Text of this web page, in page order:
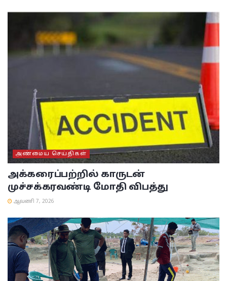
அண்மைய செய்திகள்
அக்கரைப்பற்றில் காருடன்
முச்சக்கரவண்டி மோதி விபத்து
ஆவணி 7, 2026